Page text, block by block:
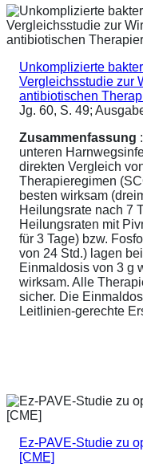
Unkomplizierte
Vergleichsstudie zur
antibiotischen
Jg. 60, S. 49;
Zusammenfassung
unteren
direkten Vergleich
Therapieregimen
besten wirksam
Heilungsrate nach 7
Heilungsraten mit
für 3 Tage) bzw.
von 24 Std.) lagen
Einmaldosis von 3 g
wirksam. Alle
sicher. Die
Leitlinien-gerechte
Ez-PAVE-Studie zu
[CME]